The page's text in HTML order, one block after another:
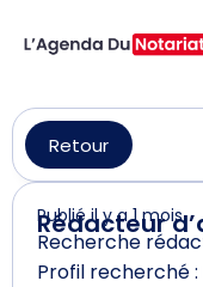
Retour
Rédacteur
Publié il y a 1 mois
Recherche
Profil recherché